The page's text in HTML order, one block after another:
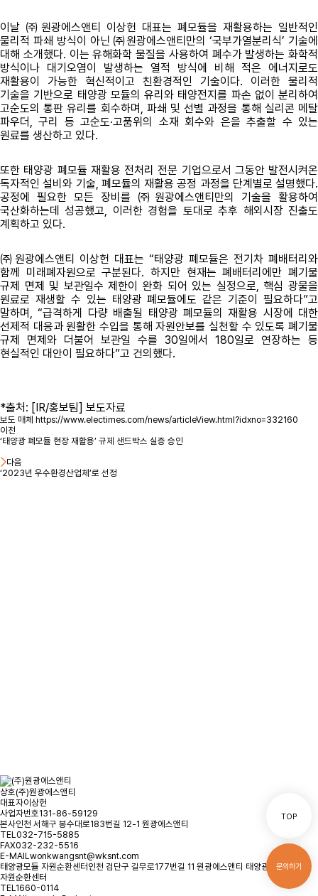
이날 ㈜원광에스앤티 이상헌 대표는 폐모듈을 재활용하는 일반적인
물리적 파쇄 방식이 아닌 ㈜원광에스앤티만의 ‘국부가열분리식’ 기술에
대해 소개했다. 이는 유해화학 물질을 사용하여 폐수가 발생하는 화학적
방식이나 대기오염이 발생하는 열적 방식에 비해 적은 에너지로도
재활용이 가능한 혁신적이고 친환경적인 기술이다. 이러한 물리적
기술을 기반으로 태양광 모듈의 유리와 태양전지를 파손 없이 분리하여
고순도의 통판 유리를 회수하며, 파쇄 및 선별 과정을 통해 실리콘 메탈
파우더, 구리 등 고순도·고품위의 소재 회수와 은을 추출할 수 있는
원료를 생산하고 있다.
또한 태양광 폐모듈 재활용 전처리 전문 기업으로서 그동안 발전시켜온
독자적인 설비와 기술, 폐모듈의 재활용 공정 과정을 단계별로 설명했다.
공정에 필요한 모든 장비를 ㈜원광에스앤티만의 기술을 활용하여
국산화하는데 성공했고, 이러한 경험을 토대로 추후 해외시장 진출도
계획하고 있다.
㈜원광에스앤티 이상헌 대표는 “태양광 폐모듈은 전기차 폐배터리와
함께 미래폐자원으로 구분된다. 하지만 현재는 폐배터리에만 폐기물
규제 면제 및 보관일수 제한이 완화 되어 있는 실정으로, 핵심 광물을
원료로 재생할 수 있는 태양광 폐모듈에도 같은 기준이 필요하다”고
말하며, “급격하게 다량 배출될 태양광 폐모듈의 재활용 시장에 대한
선제적 대응과 원활한 수입을 통해 자원안보를 실천할 수 있도록 폐기물
규제 면제와 더불어 보관일 수를 30일에서 180일로 연장하는 등
현실적인 대안이 필요하다”고 건의했다.
*출처: [IR/홍보팀] 보도자료
보도 매체 https://www.electimes.com/news/articleView.html?idxno=332160
이전
‘태양광 폐모듈 현장 재활용’ 규제 샌드박스 실증 승인
다음
‘2023년 우수환경산업체’로 선정
TOP
문의하기
상호(주)원광에스앤티
대표자이상헌
사업자번호131-86-59129
본사인천 서해구 봉수대로183번길 12-1 원광에스앤티
TEL032-715-5885
FAX032-232-5516
E-MAILwonkwangsnt@wksnt.com
태양광모듈 자원순환센터 인천 검단구 길무로177번길 11 원광에스앤티 태양광모듈
자원순환센터
TEL1660-0114